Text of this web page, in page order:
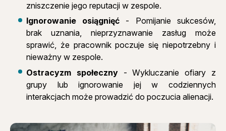
zniszczenie jego reputacji w zespole.
Ignorowanie osiągnięć - Pomijanie sukcesów,
brak uznania, nieprzyznawanie zasług może
sprawić, że pracownik poczuje się niepotrzebny i
nieważny w zespole.
Ostracyzm społeczny- Wykluczanie ofiary z
grupy lub ignorowanie jej w codziennych
interakcjach może prowadzić do poczucia alienacji.